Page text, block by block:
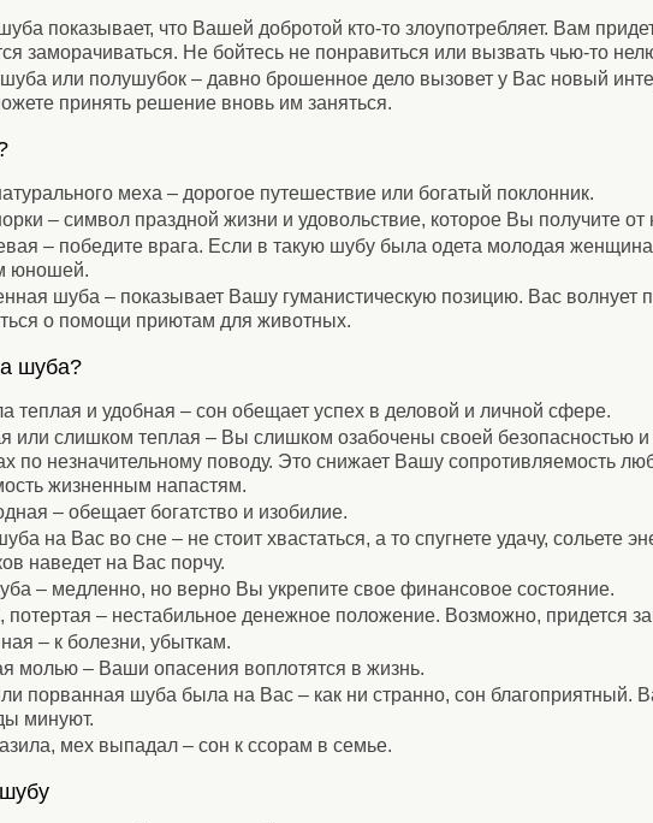
показывает, что Вашей добротой кто-то злоупотребляет. Вам
заморачиваться. Не бойтесь не понравиться или вызвать чью-то
шуба или полушубок – давно брошенное дело вызовет у Вас новый
принять решение вновь им заняться.
меха – дорогое путешествие или богатый поклонник.
– символ праздной жизни и удовольствие, которое Вы получите от
– победите врага. Если в такую шубу была одета молодая
юношей.
шуба – показывает Вашу гуманистическую позицию. Вас волнует
о помощи приютам для животных.
шуба?
теплая и удобная – сон обещает успех в деловой и личной сфере.
или слишком теплая – Вы слишком озабочены своей безопасностью
по незначительному поводу. Это снижает Вашу сопротивляемость
жизненным напастям.
– обещает богатство и изобилие.
на Вас во сне – не стоит хвастаться, а то спугнете удачу, сольете
наведет на Вас порчу.
– медленно, но верно Вы укрепите свое финансовое состояние.
потертая – нестабильное денежное положение. Возможно, придется
– к болезни, убыткам.
молью – Ваши опасения воплотятся в жизнь.
порванная шуба была на Вас – как ни странно, сон
минуют.
мех выпадал – сон к ссорам в семье.